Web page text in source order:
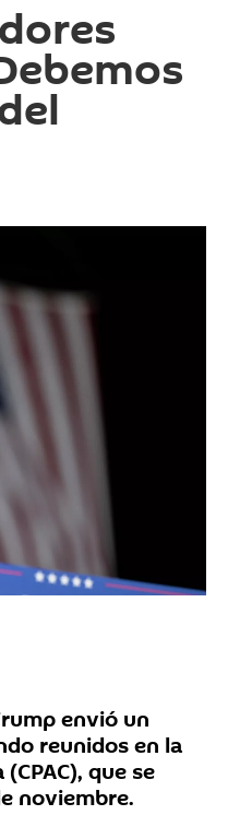
envió un
reunidos en la
que se
noviembre.